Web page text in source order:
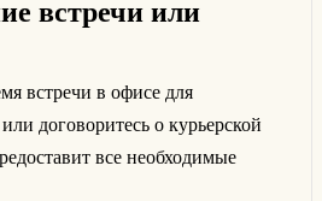
встречи или
встречи в офисе для
договоритесь о курьерской
все необходимые